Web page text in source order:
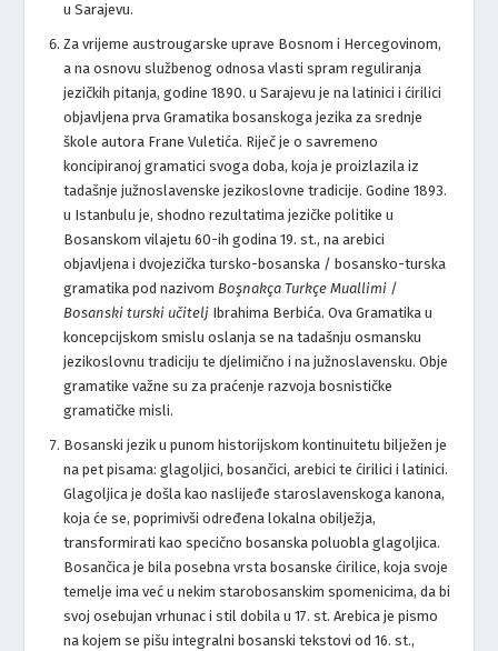
u Sarajevu.
Za vrijeme austrougarske uprave Bosnom i Hercegovinom,
a na osnovu službenog odnosa vlasti spram reguliranja
jezičkih pitanja, godine 1890. u Sarajevu je na latinici i ćirilici
objavljena prva Gramatika bosanskoga jezika za srednje
škole autora Frane Vuletića. Riječ je o savremeno
koncipiranoj gramatici svoga doba, koja je proizlazila iz
tadašnje južnoslavenske jezikoslovne tradicije. Godine 1893.
u Istanbulu je, shodno rezultatima jezičke politike u
Bosanskom vilajetu 60-ih godina 19. st., na arebici
objavljena i dvojezička tursko-bosanska / bosansko-turska
gramatika pod nazivomBoşnakça Turkçe Muallimi /
Bosanski turski učitelj Ibrahima Berbića. Ova Gramatika u
koncepcijskom smislu oslanja se na tadašnju osmansku
jezikoslovnu tradiciju te djelimično i na južnoslavensku. Obje
gramatike važne su za praćenje razvoja bosnističke
gramatičke misli.
Bosanski jezik u punom historijskom kontinuitetu bilježen je
na pet pisama: glagoljici, bosančici, arebici te ćirilici i latinici.
Glagoljica je došla kao naslijeđe staroslavenskoga kanona,
koja će se, poprimivši određena lokalna obilježja,
transformirati kao specično bosanska poluobla glagoljica.
Bosančica je bila posebna vrsta bosanske ćirilice, koja svoje
temelje ima već u nekim starobosanskim spomenicima, da bi
svoj osebujan vrhunac i stil dobila u 17. st. Arebica je pismo
na kojem se pišu integralni bosanski tekstovi od 16. st.,